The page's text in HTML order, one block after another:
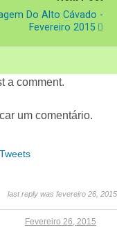
Do Alto Cávado -
Fevereiro 2015
a comment.
um comentário.
last reply was fevereiro 26, 2015
Fevereiro 26, 2015